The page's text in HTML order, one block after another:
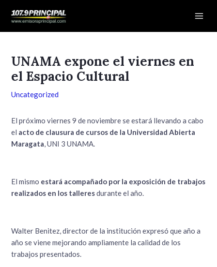
UNAMA expone el viernes en
el Espacio Cultural
Uncategorized
El próximo viernes 9 de noviembre se estará llevando a cabo
el acto de clausura de cursos de la Universidad Abierta
Maragata, UNI 3 UNAMA.
El mismo estará acompañado por la exposición de trabajos
realizados en los talleresdurante el año.
Walter Benitez, director de la institución expresó que año a
año se viene mejorando ampliamente la calidad de los
trabajos presentados.
de